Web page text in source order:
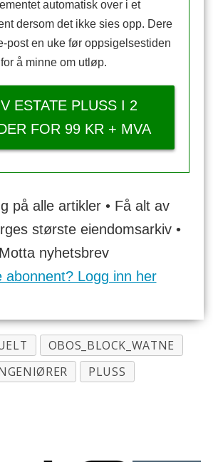
automatisk over i et
dersom det ikke sies opp. Dere
post en uke før oppsigelsestiden
for å minne om utløp.
ESTATE PLUSS I 2
FOR 99 KR + MVA
på alle artikler • Få alt av
største eiendomsarkiv •
Motta nyhetsbrev
abonnent? Logg inn her
OBOS_BLOCK_WATNE
PLUSS